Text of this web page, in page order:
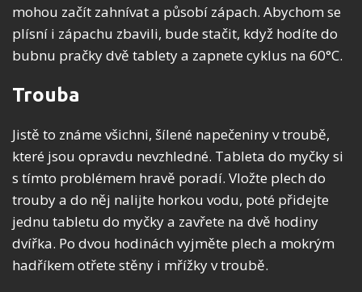
mohou začít zahnívat a působí zápach. Abychom se
plísní i zápachu zbavili, bude stačit, když hodíte do
bubnu pračky dvě tablety a zapnete cyklus na 60°C.
Trouba
Jistě to známe všichni, šílené napečeniny v troubě,
které jsou opravdu nevzhledné. Tableta do myčky si
s tímto problémem hravě poradí. Vložte plech do
trouby a do něj nalijte horkou vodu, poté přidejte
jednu tabletu do myčky a zavřete na dvě hodiny
dvířka. Po dvou hodinách vyjměte plech a mokrým
hadříkem otřete stěny i mřížky v troubě.